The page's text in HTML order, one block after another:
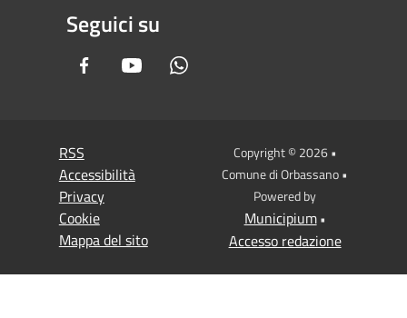
Seguici su
FacebookYoutube
RSS
Accessibilità
Privacy
Cookie
Mappa del sito
Copyright © 2026 •
Comune di Orbassano •
Powered by
Municipium•
Accesso redazione